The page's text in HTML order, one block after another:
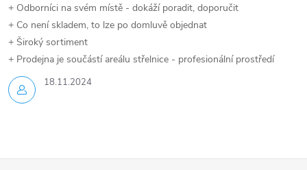
18.11.2024
+ Odborníci na svém místě - dokáží poradit, doporučit
+ Co není skladem, to lze po domluvě objednat
+ Široký sortiment
+ Prodejna je součástí areálu střelnice - profesionální prostředí